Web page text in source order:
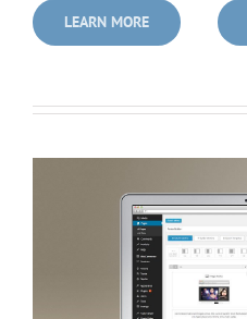
LEARN MORE